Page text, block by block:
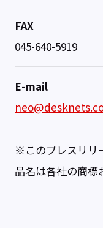
FAX
045-640-5919
E-mail
※このプレスリリ
品名は各社の商標